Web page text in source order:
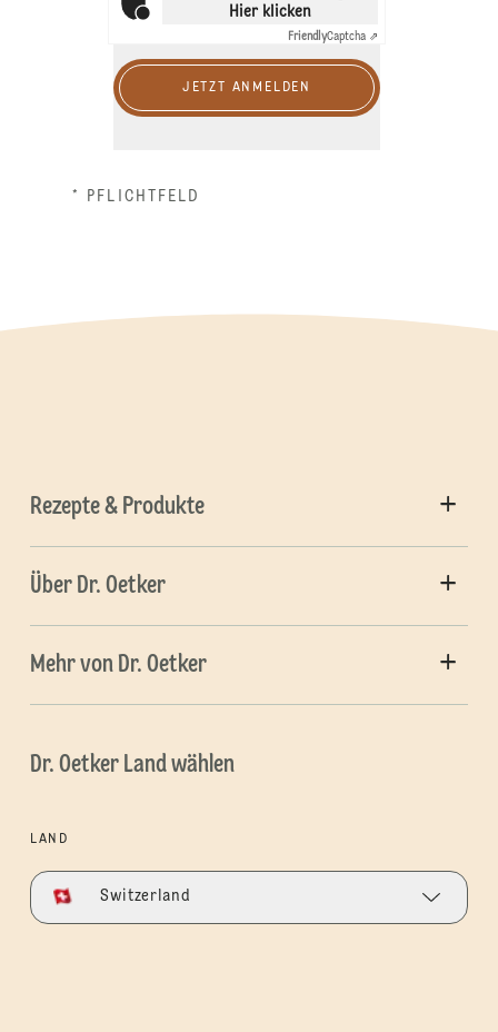
Hier klicken
FriendlyCaptcha ⇗
JETZT ANMELDEN
* PFLICHTFELD
Rezepte & Produkte
Über Dr. Oetker
Mehr von Dr. Oetker
Dr. Oetker Land wählen
LAND
Switzerland